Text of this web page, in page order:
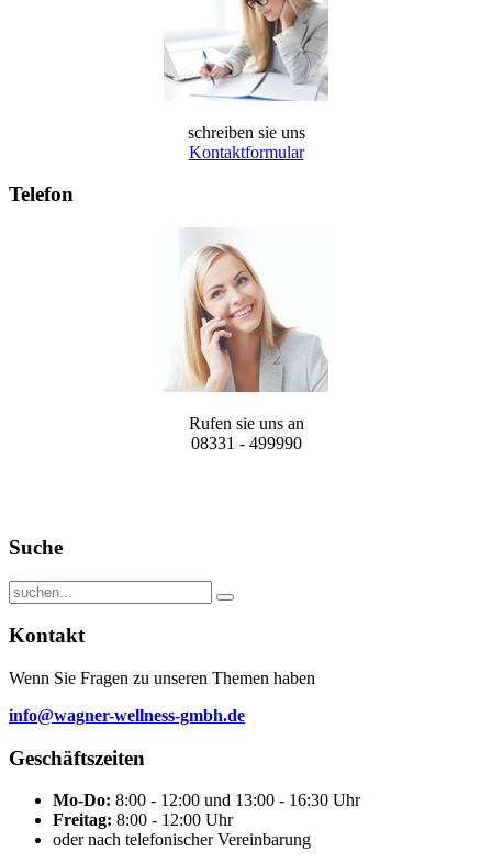
schreiben sie uns
Kontaktformular
Telefon
Rufen sie uns an
08331 - 499990
Suche
Kontakt
Wenn Sie Fragen zu unseren Themen haben
info@wagner-wellness-gmbh.de
Geschäftszeiten
Mo-Do: 8:00 - 12:00 und 13:00 - 16:30 Uhr
Freitag: 8:00 - 12:00 Uhr
oder nach telefonischer Vereinbarung